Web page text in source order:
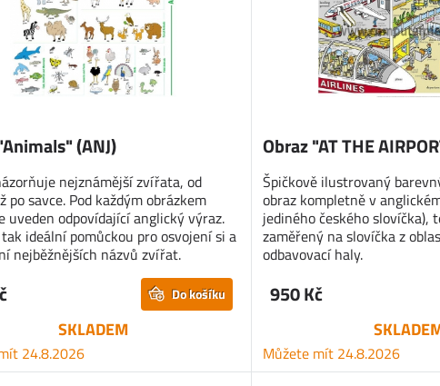
(ANJ)
nejznámější zvířata, od
po savce. Pod každým obrázkem
uveden odpovídající anglický výraz.
ideální pomůckou pro osvojení si a
nejběžnějších názvů zvířat.
Do košíku
SKLADEM
24.8.2026
Obraz "AT THE
Špičkově ilustrovaný
obraz kompletně v
jediného českého slovíčka),
zaměřený na slovíčka z
odbavovací haly.
950 Kč
Můžete mít 24.8.2026